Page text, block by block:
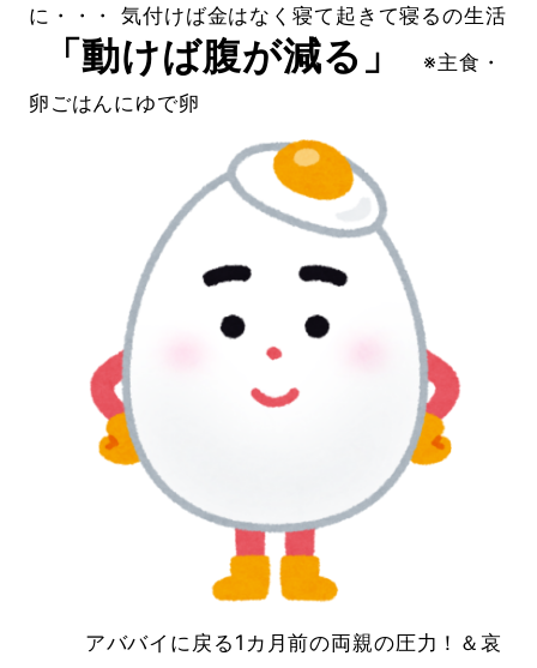
に・・・ 気付けば金はなく寝て起きて寝るの生活
「動けば腹が減る」
※主食・
卵ごはんにゆで卵
アババイに戻る1カ月前の両親の圧力！＆哀